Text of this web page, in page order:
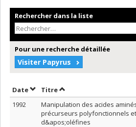
Rechercher dans la liste
Pour une recherche détaillée
Visiter Papyrus
DateTrier par date en ordre
TitreTrier par titre en ordre
1992
Manipulation des acides
précurseurs polyfonctionnels
d&apos;oléfines